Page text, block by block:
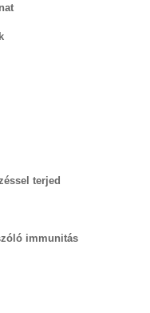
terjed
immunitás